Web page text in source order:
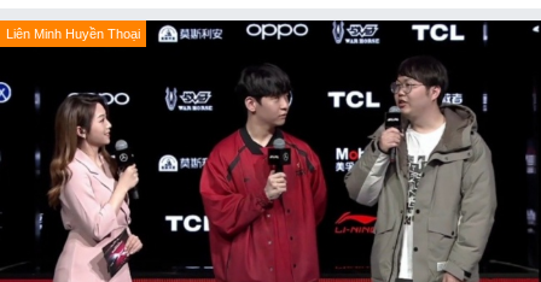
Liên Minh Huyền Thoại